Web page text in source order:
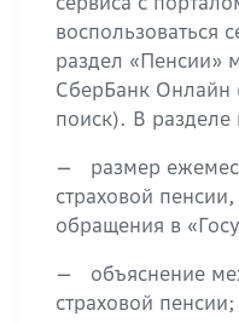
воспользоваться
раздел «Пенсии»
СберБанк Онлайн
поиск). В разделе
— размер
страховой
обращения в
— объяснение
страховой пенсии;